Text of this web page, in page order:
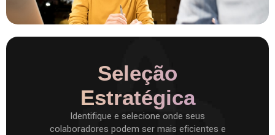
Seleção
Estratégica
Identifique e selecione onde seus
colaboradores podem ser mais eficientes e